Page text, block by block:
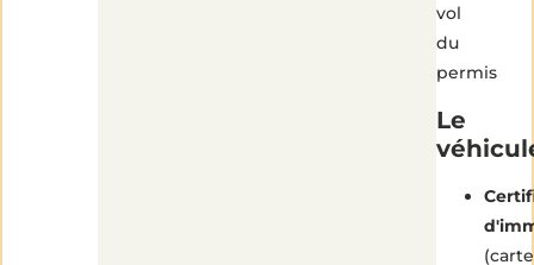
vol
du
permis
Le
(carte